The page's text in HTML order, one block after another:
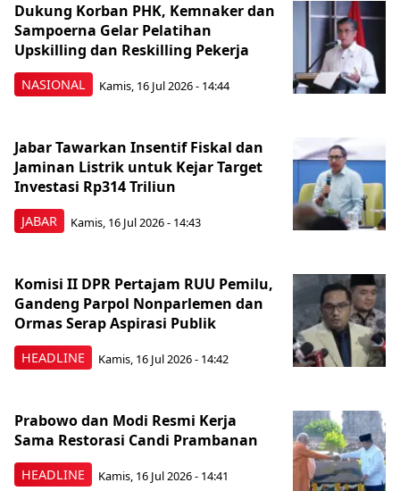
NASIONAL
Dukung Korban PHK, Kemnaker dan
Sampoerna Gelar Pelatihan
Upskilling dan Reskilling Pekerja
Kamis, 16 Jul 2026 - 14:44
JABAR
Jabar Tawarkan Insentif Fiskal dan
Jaminan Listrik untuk Kejar Target
Investasi Rp314 Triliun
Kamis, 16 Jul 2026 - 14:43
HEADLINE
Komisi II DPR Pertajam RUU Pemilu,
Gandeng Parpol Nonparlemen dan
Ormas Serap Aspirasi Publik
Kamis, 16 Jul 2026 - 14:42
HEADLINE
Prabowo dan Modi Resmi Kerja
Sama Restorasi Candi Prambanan
Kamis, 16 Jul 2026 - 14:41